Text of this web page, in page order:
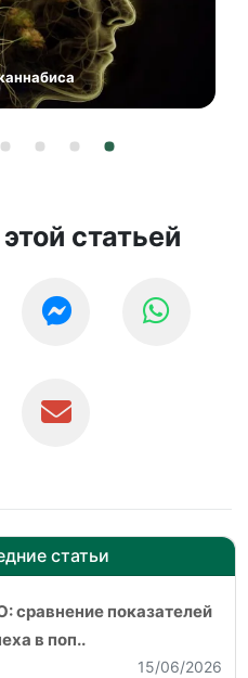
статьей
статьи
сравнение показателей
в поп..
15/06/2026